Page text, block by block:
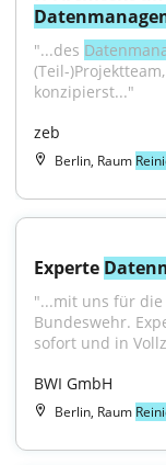
"...des
(Teil-
konzipierst..."
zeb
Berlin, Raum
Experte
"...mit uns für
Bundeswehr.
sofort und in
BWI GmbH
Berlin, Raum